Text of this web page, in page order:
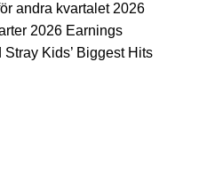
andra kvartalet 2026
2026 Earnings
Kids’ Biggest Hits